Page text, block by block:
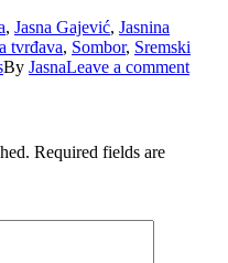
, Jasna Gajević, Jasnina
tvrđava, Sombor, Sremski
By JasnaLeave a comment
Required fields are